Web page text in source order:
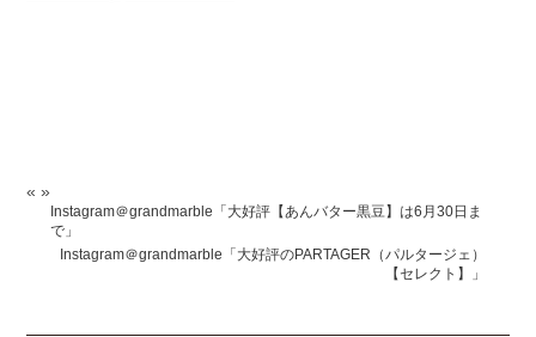
«
Instagram＠grandmarble「大好評【あんバター黒豆】は6月30日ま
で」
Instagram＠grandmarble「大好評のPARTAGER（パルタージェ）
【セレクト】」
»